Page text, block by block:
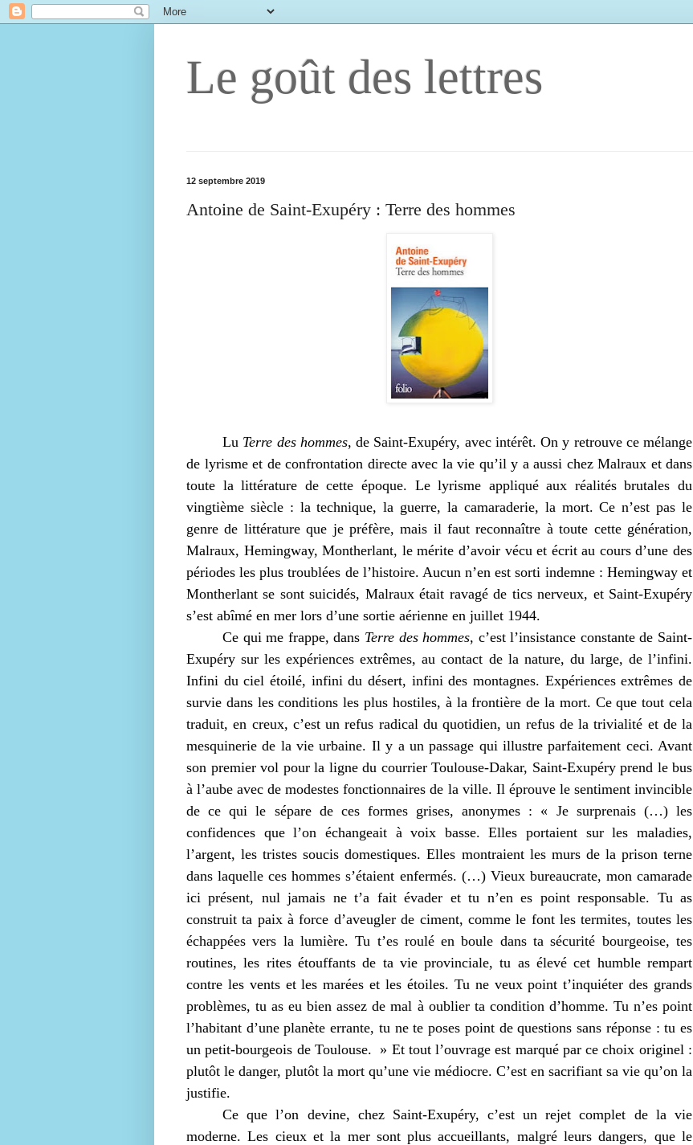
Le goût des lettres
12 septembre 2019
Antoine de Saint-Exupéry : Terre des hommes
Lu Terre des hommes, de Saint-Exupéry, avec intérêt. On y retrouve ce mélange
de lyrisme et de confrontation directe avec la vie qu’il y a aussi chez Malraux et dans
toute la littérature de cette époque. Le lyrisme appliqué aux réalités brutales du
vingtième siècle : la technique, la guerre, la camaraderie, la mort. Ce n’est pas le
genre de littérature que je préfère, mais il faut reconnaître à toute cette génération,
Malraux, Hemingway, Montherlant, le mérite d’avoir vécu et écrit au cours d’une des
périodes les plus troublées de l’histoire. Aucun n’en est sorti indemne : Hemingway et
Montherlant se sont suicidés, Malraux était ravagé de tics nerveux, et Saint-Exupéry
s’est abîmé en mer lors d’une sortie aérienne en juillet 1944.
Ce qui me frappe, dans Terre des hommes, c’est l’insistance constante de Saint-
Exupéry sur les expériences extrêmes, au contact de la nature, du large, de l’infini.
Infini du ciel étoilé, infini du désert, infini des montagnes. Expériences extrêmes de
survie dans les conditions les plus hostiles, à la frontière de la mort. Ce que tout cela
traduit, en creux, c’est un refus radical du quotidien, un refus de la trivialité et de la
mesquinerie de la vie urbaine. Il y a un passage qui illustre parfaitement ceci. Avant
son premier vol pour la ligne du courrier Toulouse-Dakar, Saint-Exupéry prend le bus
à l’aube avec de modestes fonctionnaires de la ville. Il éprouve le sentiment invincible
de ce qui le sépare de ces formes grises, anonymes : « Je surprenais (…) les
confidences que l’on échangeait à voix basse. Elles portaient sur les maladies,
l’argent, les tristes soucis domestiques. Elles montraient les murs de la prison terne
dans laquelle ces hommes s’étaient enfermés. (…) Vieux bureaucrate, mon camarade
ici présent, nul jamais ne t’a fait évader et tu n’en es point responsable. Tu as
construit ta paix à force d’aveugler de ciment, comme le font les termites, toutes les
échappées vers la lumière. Tu t’es roulé en boule dans ta sécurité bourgeoise, tes
routines, les rites étouffants de ta vie provinciale, tu as élevé cet humble rempart
contre les vents et les marées et les étoiles. Tu ne veux point t’inquiéter des grands
problèmes, tu as eu bien assez de mal à oublier ta condition d’homme. Tu n’es point
l’habitant d’une planète errante, tu ne te poses point de questions sans réponse : tu es
un petit-bourgeois de Toulouse. » Et tout l’ouvrage est marqué par ce choix originel :
plutôt le danger, plutôt la mort qu’une vie médiocre. C’est en sacrifiant sa vie qu’on la
justifie.
Ce que l’on devine, chez Saint-Exupéry, c’est un rejet complet de la vie
moderne. Les cieux et la mer sont plus accueillants, malgré leurs dangers, que le